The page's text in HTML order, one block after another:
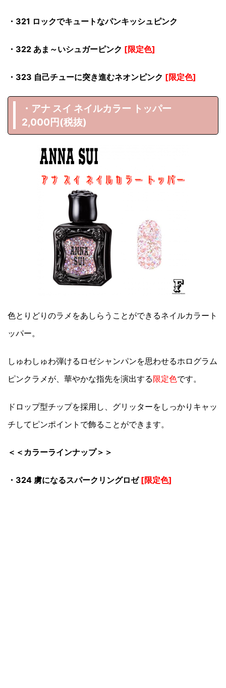
・321 ロックでキュートなパンキッシュピンク
・322 あま～いシュガーピンク [限定色]
・323 自己チューに突き進むネオンピンク [限定色]
・アナ スイ ネイルカラー トッパー
2,000円(税抜)
色とりどりのラメをあしらうことができるネイルカラート
ッパー。
しゅわしゅわ弾けるロゼシャンパンを思わせるホログラム
ピンクラメが、華やかな指先を演出する限定色です。
ドロップ型チップを採用し、グリッターをしっかりキャッ
チしてピンポイントで飾ることができます。
＜＜カラーラインナップ＞＞
・324 虜になるスパークリングロゼ[限定色]